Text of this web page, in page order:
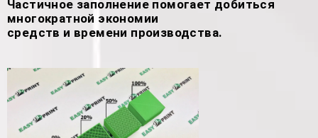
Частичное заполнение помогает добиться
многократной экономии
средств и времени производства.